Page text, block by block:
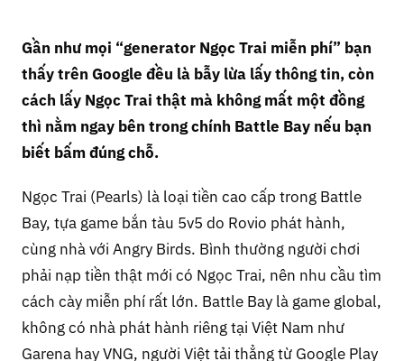
Gần như mọi “generator Ngọc Trai miễn phí” bạn
thấy trên Google đều là bẫy lừa lấy thông tin, còn
cách lấy Ngọc Trai thật mà không mất một đồng
thì nằm ngay bên trong chính Battle Bay nếu bạn
biết bấm đúng chỗ.
Ngọc Trai (Pearls) là loại tiền cao cấp trong Battle
Bay, tựa game bắn tàu 5v5 do Rovio phát hành,
cùng nhà với Angry Birds. Bình thường người chơi
phải nạp tiền thật mới có Ngọc Trai, nên nhu cầu tìm
cách cày miễn phí rất lớn. Battle Bay là game global,
không có nhà phát hành riêng tại Việt Nam như
Garena hay VNG, người Việt tải thẳng từ Google Play